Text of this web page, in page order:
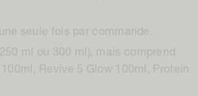
seule fois par commande.
ml ou 300 ml), mais comprend
Revive 5 Glow 100ml, Protein